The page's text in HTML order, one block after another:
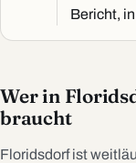
Bericht,
Wer in
braucht
Floridsdorf ist